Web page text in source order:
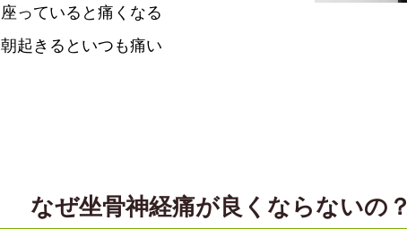
座っていると痛くなる
朝起きるといつも痛い
なぜ坐骨神経痛が良くならないの？